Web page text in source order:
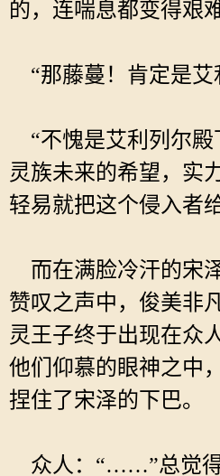
的，连喘息都变得艰
“那藤蔓！肯定是艾
“不愧是艾利列尔殿
灵族未来的希望，实
轻易就把这个侵入者
而在满脸冷汗的宋
赞叹之声中，俊美非
灵王子终于出现在众
他们仰慕的眼神之中
捏住了宋泽的下巴。
众人：“……”总觉得